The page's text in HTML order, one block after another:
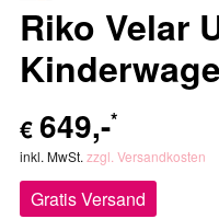
Riko Velar
€ 649,-*
inkl. MwSt. zzgl. Versandkosten
Gratis Versand